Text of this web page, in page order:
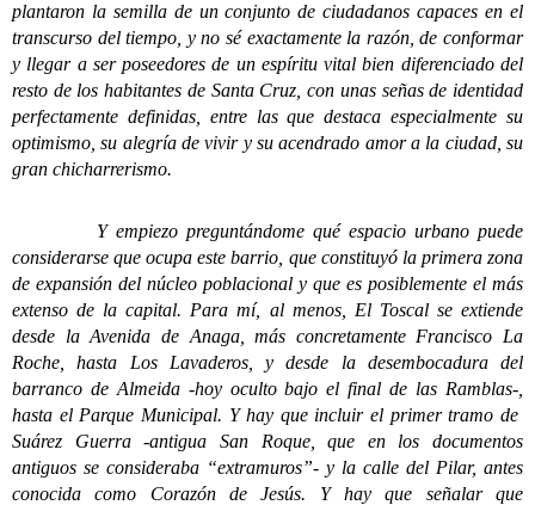
plantaron la semilla de un conjunto de ciudadanos capaces en el
transcurso del tiempo, y no sé exactamente la razón, de conformar
y llegar a ser poseedores de un espíritu vital bien diferenciado del
resto de los habitantes de Santa Cruz, con unas señas de identidad
perfectamente definidas, entre las que destaca especialmente su
optimismo, su alegría de vivir y su acendrado amor a la ciudad, su
gran chicharrerismo.
Y empiezo preguntándome qué espacio urbano puede
considerarse que ocupa este barrio, que constituyó la primera zona
de expansión del núcleo poblacional y que es posiblemente el más
extenso de la capital. Para mí, al menos, El Toscal se extiende
desde la Avenida de Anaga, más concretamente Francisco La
Roche, hasta Los Lavaderos, y desde la desembocadura del
barranco de Almeida -hoy oculto bajo el final de las Ramblas-,
hasta el Parque Municipal. Y hay que incluir el primer tramo de
Suárez Guerra -antigua San Roque, que en los documentos
antiguos se consideraba “extramuros”- y la calle del Pilar, antes
conocida como Corazón de Jesús. Y hay que señalar que